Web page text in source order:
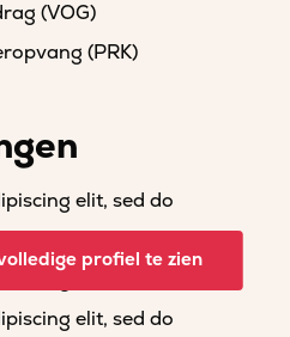
(VOG)
(PRK)
elit, sed do
elit, sed do
elit, sed do
elit, sed do
profiel te zien